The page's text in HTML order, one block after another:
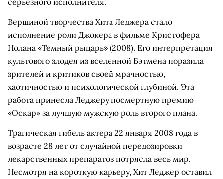
серьезного исполнителя.
Вершиной творчества Хита Леджера стало
исполнение роли Джокера в фильме Кристофера
Нолана «Темный рыцарь» (2008). Его интерпретация
культового злодея из вселенной Бэтмена поразила
зрителей и критиков своей мрачностью,
хаотичностью и психологической глубиной. Эта
работа принесла Леджеру посмертную премию
«Оскар» за лучшую мужскую роль второго плана.
Трагическая гибель актера 22 января 2008 года в
возрасте 28 лет от случайной передозировки
лекарственных препаратов потрясла весь мир.
Несмотря на короткую карьеру, Хит Леджер оставил